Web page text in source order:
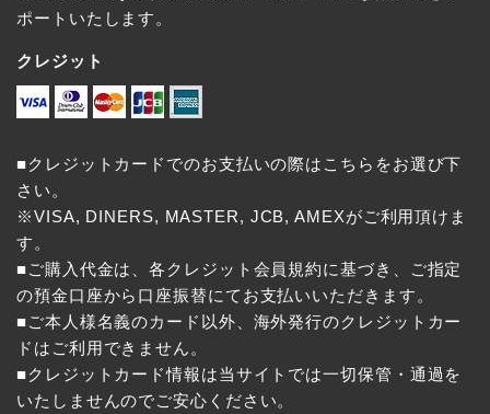
ポートいたします。
クレジット
■クレジットカードでのお支払いの際はこちらをお選び下
さい。
※VISA, DINERS, MASTER, JCB, AMEXがご利用頂けま
す。
■ご購入代金は、各クレジット会員規約に基づき、ご指定
の預金口座から口座振替にてお支払いいただきます。
■ご本人様名義のカード以外、海外発行のクレジットカー
ドはご利用できません。
■クレジットカード情報は当サイトでは一切保管・通過を
いたしませんのでご安心ください。